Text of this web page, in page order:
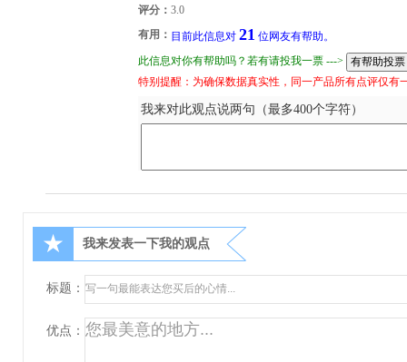
评分： 3.0
有用： 目前此信息对 21 位网友有帮助。
此信息对你有帮助吗？若有请投我一票 --->
特别提醒：为确保数据真实性，同一产品所有点评仅有
我来对此观点说两句（最多400个字符）
★ 我来发表一下我的观点
标题：
优点：